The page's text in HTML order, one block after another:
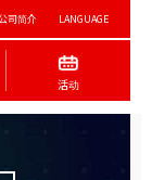
司简介 LANGUAGE
活动